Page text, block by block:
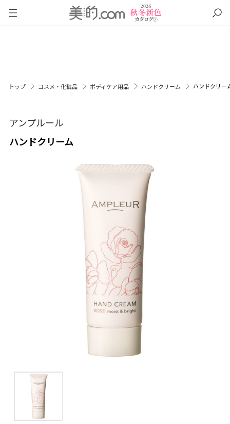
トップ コスメ・化粧品 ボディケア用品 ハンドクリーム ハンドクリー
アンプルール
ハンドクリーム